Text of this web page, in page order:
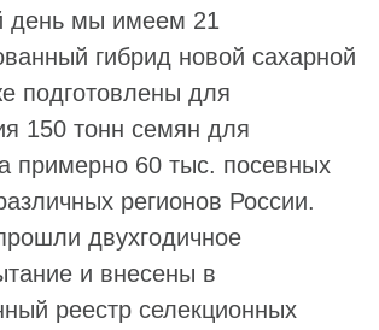
день мы имеем 21
гибрид новой сахарной
подготовлены для
150 тонн семян для
примерно 60 тыс. посевных
регионов России.
двухгодичное
и внесены в
реестр селекционных